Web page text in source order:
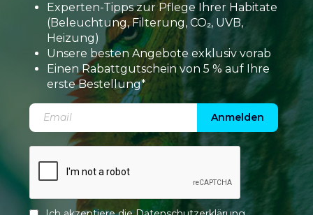
Experten-Tipps zur Pflege Ihrer Habitate
(Beleuchtung, Filterung, CO₂, UVB,
Heizung)
Unsere besten Angebote exklusiv vorab
Einen Rabattgutschein von 5 % auf Ihre
erste Bestellung*
Anmelden